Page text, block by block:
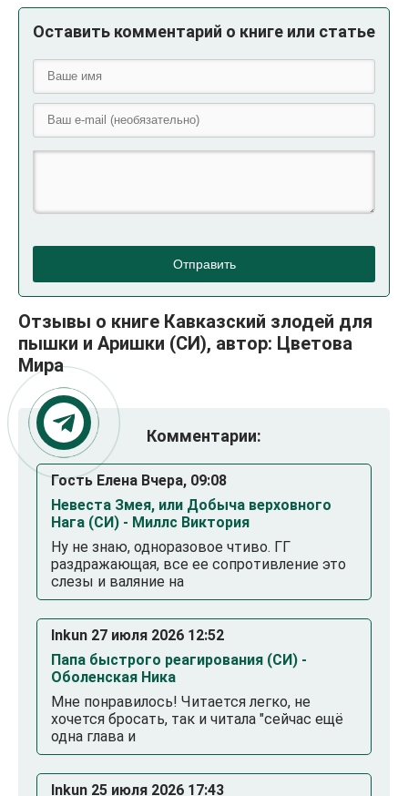
Оставить комментарий о книге или статье
Отправить
Отзывы о книге Кавказский злодей для
пышки и Аришки (СИ), автор: Цветова
Мира
Комментарии:
Гость Елена Вчера, 09:08
Невеста Змея, или Добыча верховного
Нага (СИ) - Миллс Виктория
Ну не знаю, одноразовое чтиво. ГГ
раздражающая, все ее сопротивление это
слезы и валяние на
Inkun 27 июля 2026 12:52
Папа быстрого реагирования (СИ) -
Оболенская Ника
Мне понравилось! Читается легко, не
хочется бросать, так и читала "сейчас ещё
одна глава и
Inkun 25 июля 2026 17:43